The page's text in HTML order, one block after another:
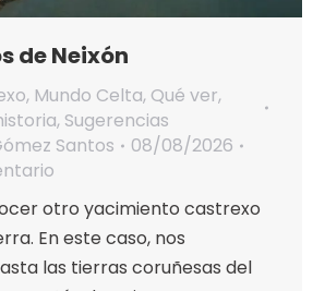
de Neixón
, Mundo Celta, Qué ver,
, Sugerencias
Santos
08/08/2026
otro yacimiento castrexo
En este caso, nos
las tierras coruñesas del